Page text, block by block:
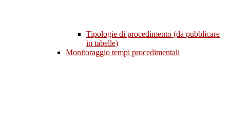
Tipologie di procedimento (da pubblicare
in tabelle)
Monitoraggio tempi procedimentali